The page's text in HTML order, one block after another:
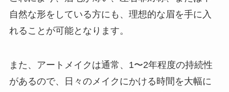
自然な形をしている方にも、理想的な眉を手に入
れることが可能となります。
また、アートメイクは通常、1〜2年程度の持続性
があるので、日々のメイクにかける時間を大幅に